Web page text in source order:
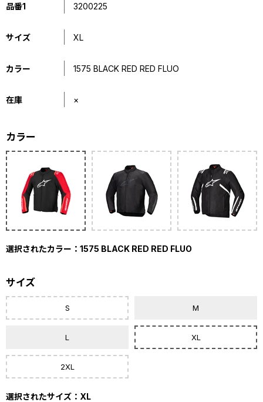
品番1 3200225
サイズ XL
カラー 1575 BLACK RED RED FLUO
在庫 ×
カラー
選択されたカラー：1575 BLACK RED RED FLUO
サイズ
S M
L XL
2XL
選択されたサイズ：XL